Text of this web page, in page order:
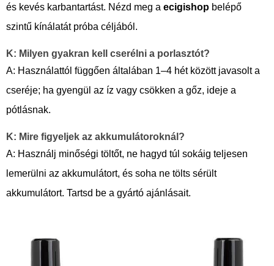
és kevés karbantartást. Nézd meg a ecigishop belépő
szintű kínálatát próba céljából.
K: Milyen gyakran kell cserélni a porlasztót?
A: Használattól függően általában 1–4 hét között javasolt a
cseréje; ha gyengül az íz vagy csökken a gőz, ideje a
pótlásnak.
K: Mire figyeljek az akkumulátoroknál?
A: Használj minőségi töltőt, ne hagyd túl sokáig teljesen
lemerülni az akkumulátort, és soha ne tölts sérült
akkumulátort. Tartsd be a gyártó ajánlásait.